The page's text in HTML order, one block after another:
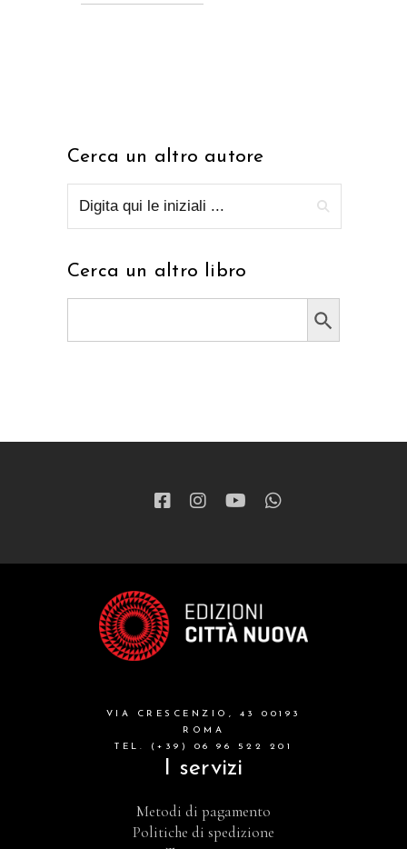
Cerca un altro autore
Cerca un altro libro
Search Button
VIA CRESCENZIO, 43 00193
ROMA
TEL. (+39) 06 96 522 201
I servizi
Metodi di pagamento
Politiche di spedizione